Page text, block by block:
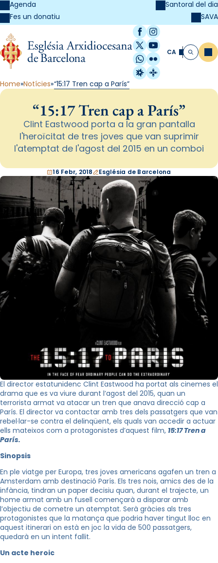
Agenda
Fes un donatiu
Santoral del dia
SAVA
Facebook
Instagram
X / Twitter
YouTube
WhatsApp
Flickr
Radio Estel
Catalunya
CA Cerca
Home Notícies “15:17 Tren cap a París”
“15:17 Tren cap a París”
Clint Eastwood porta a la gran pantalla
l'heroïcitat de tres joves que van suprimir
l'atemptat de l'agost del 2015 en un comboi
16 Febr, 2018 Església de Barcelona
El director estatunidenc Clint Eastwood ha portat als cinemes el
drama que es va viure durant l’agost del 2015, quan un
terrorista armat va atacar un tren que anava direcció cap a
París. El director va contactar amb tres dels passatgers que van
rebel·lar-se contra el delinqüent, els quals van accedir a actuar
ells mateixos com a protagonistes d’aquest film, 15:17 Tren a
París.
Sinopsis
En ple viatge per Europa, tres joves americans agafen un tren a
Amsterdam amb destinació París. Els tres nois, amics des de la
infància, tindran un paper decisiu quan, durant el trajecte, un
home armat amb un fusell començarà a disparar amb
l’objectiu de cometre un atemptat. Serà gràcies als tres
protagonistes que la matança que podria haver tingut lloc en
aquest itinerari on està en joc la vida de 500 passatgers,
quedarà en un intent fallit.
Un acte heroic